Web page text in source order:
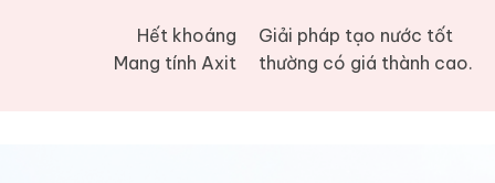
Hết khoáng
Mang tính Axit
Giải pháp tạo nước tốt
thường có giá thành cao.